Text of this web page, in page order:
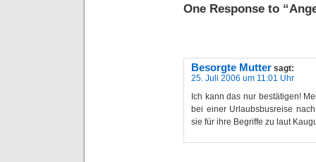
One Response to
Besorgte Mutter sagt:
25. Juli 2006 um 11:01 Uhr
Ich kann das nur bestätigen!
bei einer Urlaubsbusreise
sie für ihre Begriffe zu laut